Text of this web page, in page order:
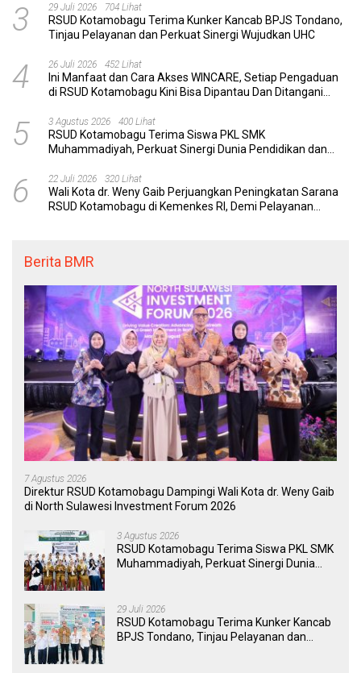
3 29 Juli 2026 704 Lihat
RSUD Kotamobagu Terima Kunker Kancab BPJS Tondano,
Tinjau Pelayanan dan Perkuat Sinergi Wujudkan UHC
4 26 Juli 2026 452 Lihat
Ini Manfaat dan Cara Akses WINCARE, Setiap Pengaduan
di RSUD Kotamobagu Kini Bisa Dipantau Dan Ditangani
5 3 Agustus 2026 400 Lihat
RSUD Kotamobagu Terima Siswa PKL SMK
Muhammadiyah, Perkuat Sinergi Dunia Pendidikan dan
6 22 Juli 2026 320 Lihat
Wali Kota dr. Weny Gaib Perjuangkan Peningkatan Sarana
RSUD Kotamobagu di Kemenkes RI, Demi Pelayanan
Berita BMR
7 Agustus 2026
Direktur RSUD Kotamobagu Dampingi Wali Kota dr. Weny Gaib
di North Sulawesi Investment Forum 2026
3 Agustus 2026
RSUD Kotamobagu Terima Siswa PKL SMK
Muhammadiyah, Perkuat Sinergi Dunia
29 Juli 2026
RSUD Kotamobagu Terima Kunker Kancab
BPJS Tondano, Tinjau Pelayanan dan